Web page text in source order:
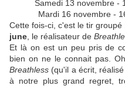
Samedi 13 novembre -
Mardi 16 novembre -
Cette fois-ci, c'est le tir
june , le réalisateur de
Et là on est un peu pris de
bien on ne le connait pas.
Breathless (qu'il a écrit,
à notre plus grand regret,